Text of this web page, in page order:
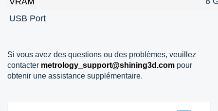
USB Port
Si vous avez des questions ou des problèmes, veuillez
contacter metrology_support@shining3d.com pour
obtenir une assistance supplémentaire.